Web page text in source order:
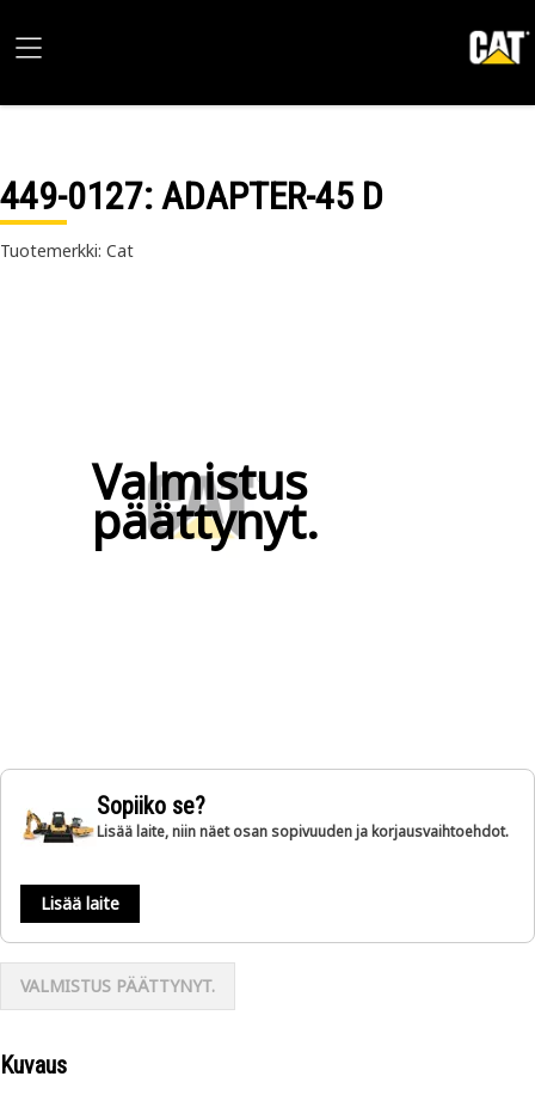
449-0127: ADAPTER-45 D
Tuotemerkki: Cat
Valmistus
päättynyt.
Sopiiko se?
Lisää laite, niin näet osan sopivuuden ja korjausvaihtoehdot.
Lisää laite
VALMISTUS PÄÄTTYNYT.
Kuvaus